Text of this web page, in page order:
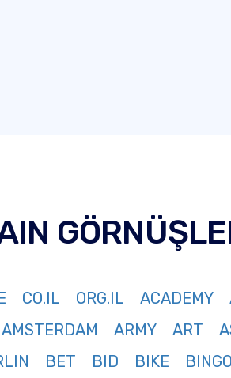
CO.IL ORG.IL ACADEMY
AMSTERDAM ARMY ART
BET BID BIKE BINGO